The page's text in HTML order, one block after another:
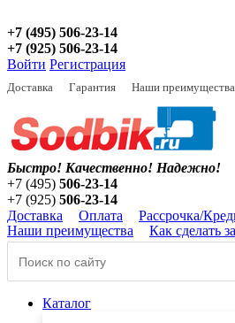
+7 (495) 506-23-14
+7 (925) 506-23-14
Войти Регистрация
Доставка Гарантия Наши преимущества
Быстро! Качественно! Надежно!
+7 (495) 506-23-14
+7 (925) 506-23-14
Доставка
Оплата Рассрочка/
Наши преимущества
Как сделать
Каталог